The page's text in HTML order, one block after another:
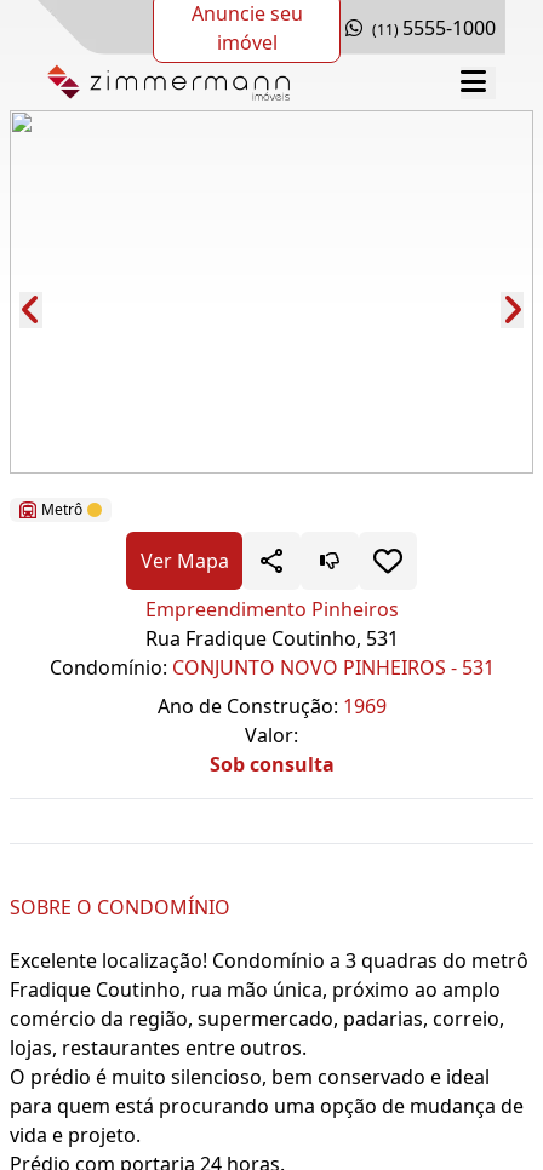
Anuncie seu
imóvel
(11) 5555-1000
Metrô
Ver Mapa
Empreendimento Pinheiros
Rua Fradique Coutinho, 531
Condomínio: CONJUNTO NOVO PINHEIROS - 531
Ano de Construção: 1969
Valor:
Sob consulta
SOBRE O CONDOMÍNIO
Excelente localização! Condomínio a 3 quadras do metrô
Fradique Coutinho, rua mão única, próximo ao amplo
comércio da região, supermercado, padarias, correio,
lojas, restaurantes entre outros.
O prédio é muito silencioso, bem conservado e ideal
para quem está procurando uma opção de mudança de
vida e projeto.
Prédio com portaria 24 horas.